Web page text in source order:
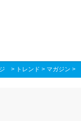
> トレンド > マガジン >